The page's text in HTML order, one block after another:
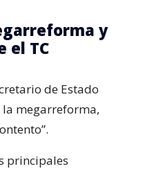
y
el TC
de Estado
la megarreforma,
principales